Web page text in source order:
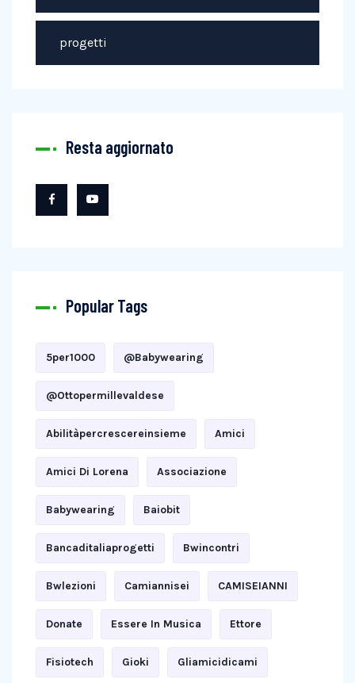
progetti
Resta aggiornato
Popular Tags
5per1000 @babywearing
@ottopermillevaldese
Abilitàpercrescereinsieme Amici
Amici Di Lorena Associazione
Babywearing Baiobit
Bancaditaliaprogetti Bwincontri
Bwlezioni Camiannisei CAMISEIANNI
Donate Essere In Musica Ettore
Fisiotech Gioki Gliamicidicami